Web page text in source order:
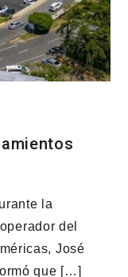
la
del
José
que […]